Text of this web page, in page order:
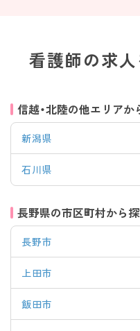
該当件数
看護師の求
信越・北陸の他エリアか
新潟県
石川県
長野県の市区町村から
長野市
上田市
飯田市